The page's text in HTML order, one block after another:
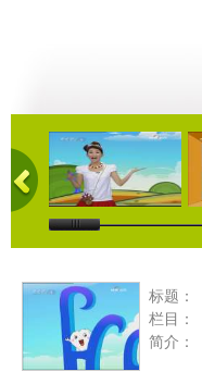
29:41
标题：
栏目：
简介：